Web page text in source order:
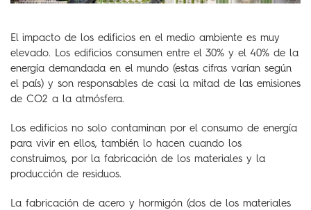
El impacto de los edificios en el medio ambiente es muy
elevado. Los edificios consumen entre el 30% y el 40% de la
energía demandada en el mundo (estas cifras varían según
el país) y son responsables de casi la mitad de las emisiones
de CO2 a la atmósfera.
Los edificios no solo contaminan por el consumo de energía
para vivir en ellos, también lo hacen cuando los
construimos, por la fabricación de los materiales y la
producción de residuos.
La fabricación de acero y hormigón (dos de los materiales